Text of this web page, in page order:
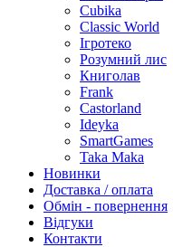
Cubika
Classic World
Ігротеко
Розумний лис
Книголав
Frank
Castorland
Ideyka
SmartGames
Taka Maka
Новинки
Доставка / оплата
Обмін - повернення
Відгуки
Контакти